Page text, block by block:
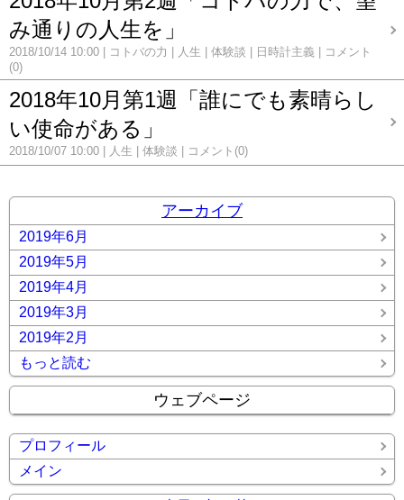
み通りの人生を」
2018/10/14 10:00 コトバの力 人生 体験談 日時計主義
コメント
(0)
2018年10月第1週「誰にでも素晴らし
い使命がある」
2018/10/07 10:00 人生 体験談 コメント(0)
アーカイブ
2019年6月
2019年5月
2019年4月
2019年3月
2019年2月
もっと読む
ウェブページ
プロフィール
メイン